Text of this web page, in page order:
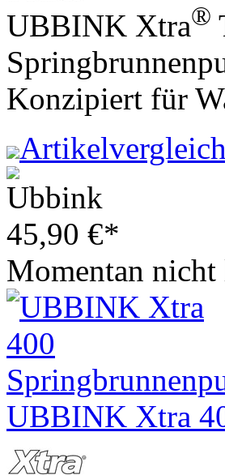
UBBINK Xtra®
Konzipiert für
Artikelvergleich
45,90 €*
Momentan
UBBINK Xtra